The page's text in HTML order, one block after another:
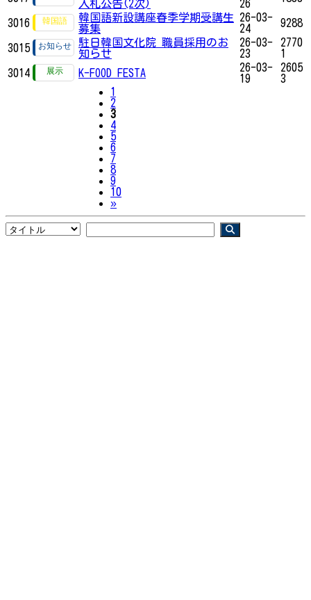
入札公告(2次) 26
3016
韓国語新設講座春季学期受講生
募集
26-03-
24
9288
3015
駐日韓国文化院 職員採用のお
知らせ
26-03-
23
2770
1
3014
K-FOOD FESTA
26-03-
19
2605
3
1
2
3
4
5
6
7
8
9
10
»Next